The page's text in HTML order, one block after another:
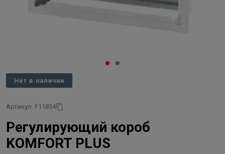
Нет в наличии
Артикул: F11854
Регулирующий короб
KOMFORT PLUS